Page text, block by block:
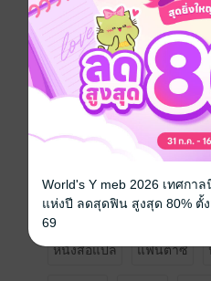
-- สังหารด้วงทมิฬเลือดศัก
ทมิฬเลือดศักดิ์สิทธิ์ --
-- หากกินเนื้อด้วงทมิฬเลือด
โนพอยท์ 0 ถึง 10 โดยการสุ่ม
ใครจะรู้ว่า ด้วงสีทอง กับคริ
สุดยอดยีนเทพเจ้า เล่ม 10
หนังสือแปล แฟนตาซี
World's Y meb 2026 เทศกา
แห่งปี ลดสุดฟิน สูงสุด 80% ตั้
69